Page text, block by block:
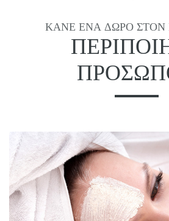
ΚΑΝΕ ΕΝΑ ΔΩΡΟ ΣΤΟΝ